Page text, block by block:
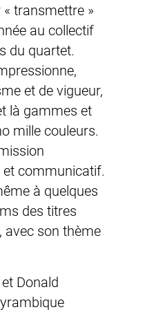
transmettre »
au collectif
du quartet.
et de vigueur,
là gammes et
mille couleurs.
et communicatif.
à quelques
des titres
, avec son thème
Donald